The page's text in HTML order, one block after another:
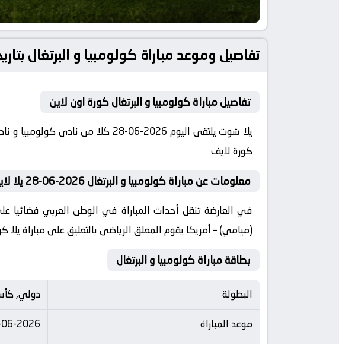
تفاصيل وموعد مباراة كولومبيا و البرتغال بتاريخ 2026-06-28 في دوري دولي, كأس العالم –
تفاصيل مباراة كولومبيا و البرتغال كورة اون لاين
كورة لايف
معلومات عن مباراة كولومبيا و البرتغال 2026-06-28 يلا لايف
(ميامي) – أمريكا يقوم المعلق الرياضى بالتعليق على مباراة يلا
بطاقة مباراة كولومبيا و البرتغال
البطولة
دولي,
موعد المباراة
2026